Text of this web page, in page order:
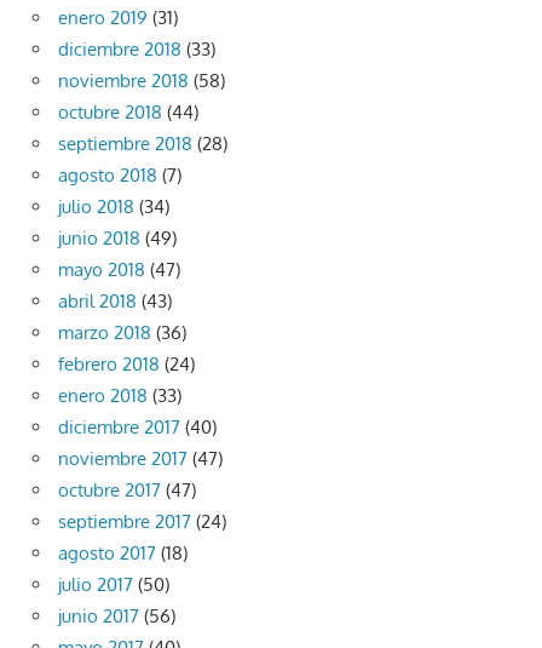
enero 2019 (31)
diciembre 2018 (33)
noviembre 2018 (58)
octubre 2018 (44)
septiembre 2018 (28)
agosto 2018 (7)
julio 2018 (34)
junio 2018 (49)
mayo 2018 (47)
abril 2018 (43)
marzo 2018 (36)
febrero 2018 (24)
enero 2018 (33)
diciembre 2017 (40)
noviembre 2017 (47)
octubre 2017 (47)
septiembre 2017 (24)
agosto 2017 (18)
julio 2017 (50)
junio 2017 (56)